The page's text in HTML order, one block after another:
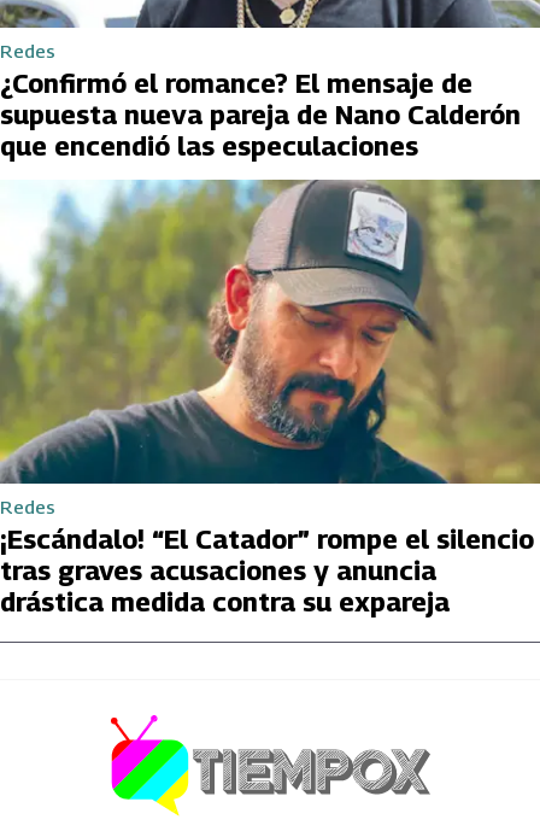
Redes
¿Confirmó el romance? El mensaje de
supuesta nueva pareja de Nano Calderón
que encendió las especulaciones
Redes
¡Escándalo! “El Catador” rompe el silencio
tras graves acusaciones y anuncia
drástica medida contra su expareja